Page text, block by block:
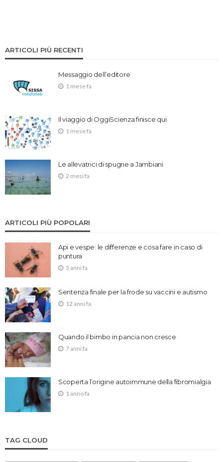
ARTICOLI PIÙ RECENTI
Messaggio dell’editore
1 mese fa
Il viaggio di OggiScienza finisce qui
1 mese fa
Le allevatrici di spugne a Jambiani
2 mesi fa
ARTICOLI PIÙ POPOLARI
Api e vespe: le differenze e cosa fare in caso di
puntura
3 anni fa
Sentenza finale per la frode su vaccini e autismo
12 anni fa
Quando il bimbo in pancia non cresce
7 anni fa
Scoperta l’origine autoimmune della fibromialgia
1 anno fa
TAG CLOUD